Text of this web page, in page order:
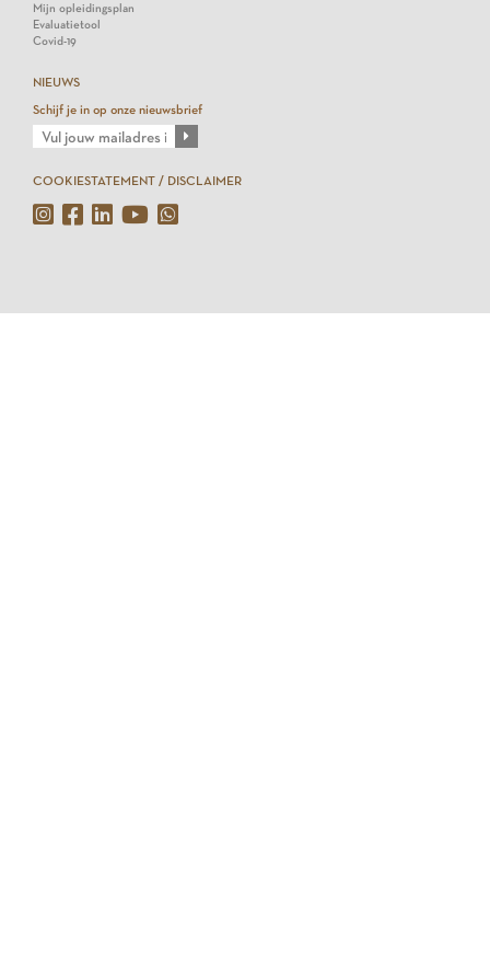
Mijn opleidingsplan
Evaluatietool
Covid-19
NIEUWS
Schijf je in op onze nieuwsbrief
COOKIESTATEMENT / DISCLAIMER